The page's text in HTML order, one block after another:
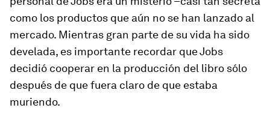
como los productos que aún no se han lanzado al
mercado. Mientras gran parte de su vida ha sido
develada, es importante recordar que Jobs
decidió cooperar en la producción del libro sólo
después de que fuera claro de que estaba
muriendo.